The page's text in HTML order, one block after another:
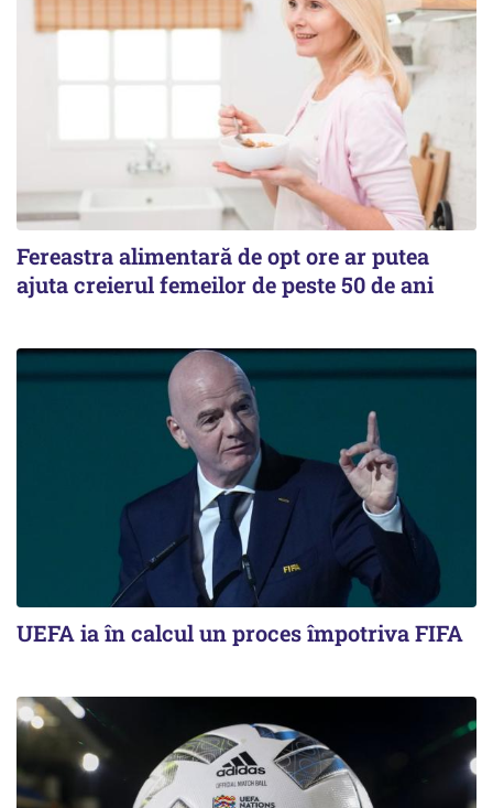
Fereastra alimentară de opt ore ar putea
ajuta creierul femeilor de peste 50 de ani
UEFA ia în calcul un proces împotriva FIFA